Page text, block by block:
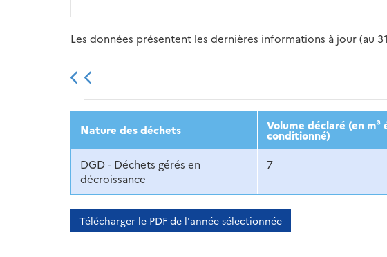
Les données présentent les dernières informations à jour (au
2013 2014 2015 2016
Nature des déchets Volume déclaré (en m³
conditionné)
DGD - Déchets gérés en
décroissance
7
Télécharger le PDF de l'année sélectionnée